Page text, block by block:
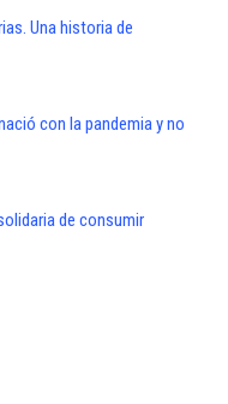
Una historia de
con la pandemia y no
de consumir